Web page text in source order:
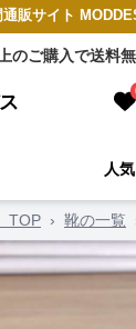
販サイト
のご購入で送料
人
TOP › 靴の一覧